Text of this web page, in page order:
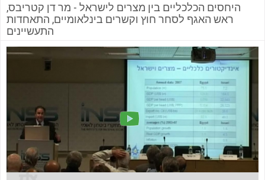
היחסים הכלכליים בין מצרים לישראל - מר דן קטריבס,
ראש האגף לסחר חוץ וקשרים בינלאומיים, התאחדות
התעשיינים